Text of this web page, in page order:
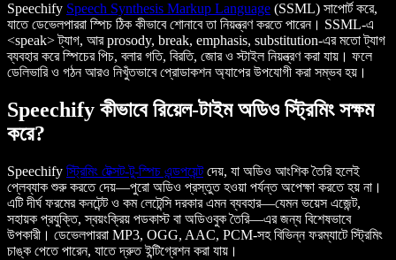
Speechify Speech Synthesis Markup Language (SSML) সাপোর্ট করে,
যাতে ডেভেলপাররা স্পিচ ঠিক কীভাবে শোনাবে তা নিয়ন্ত্রণ করতে পারেন। SSML-এ
<speak> ট্যাগ, আর prosody, break, emphasis, substitution-এর মতো ট্যাগ
ব্যবহার করে স্পিচের পিচ, বলার গতি, বিরতি, জোর ও স্টাইল নিয়ন্ত্রণ করা যায়। ফলে
ডেলিভারি ও গঠন আরও নিখুঁতভাবে প্রোডাকশন অ্যাপের উপযোগী করা সম্ভব হয়।
Speechify কীভাবে রিয়েল-টাইম অডিও স্ট্রিমিং সক্ষম
করে?
Speechify স্ট্রিমিং টেক্সট-টু-স্পিচ এন্ডপয়েন্টদেয়, যা অডিও আংশিক তৈরি হলেই
প্লেব্যাক শুরু করতে দেয়—পুরো অডিও প্রস্তুত হওয়া পর্যন্ত অপেক্ষা করতে হয় না।
এটি দীর্ঘ ফরমের কনটেন্ট ও কম লেটেন্সি দরকার এমন ব্যবহার—যেমন ভয়েস এজেন্ট,
সহায়ক প্রযুক্তি, স্বয়ংক্রিয় পডকাস্ট বা অডিওবুক তৈরি—এর জন্য বিশেষভাবে
উপকারী। ডেভেলপাররা MP3, OGG, AAC, PCM-সহ বিভিন্ন ফরম্যাটে স্ট্রিমিং
চাঙ্ক পেতে পারেন, যাতে দ্রুত ইন্টিগ্রেশন করা যায়।